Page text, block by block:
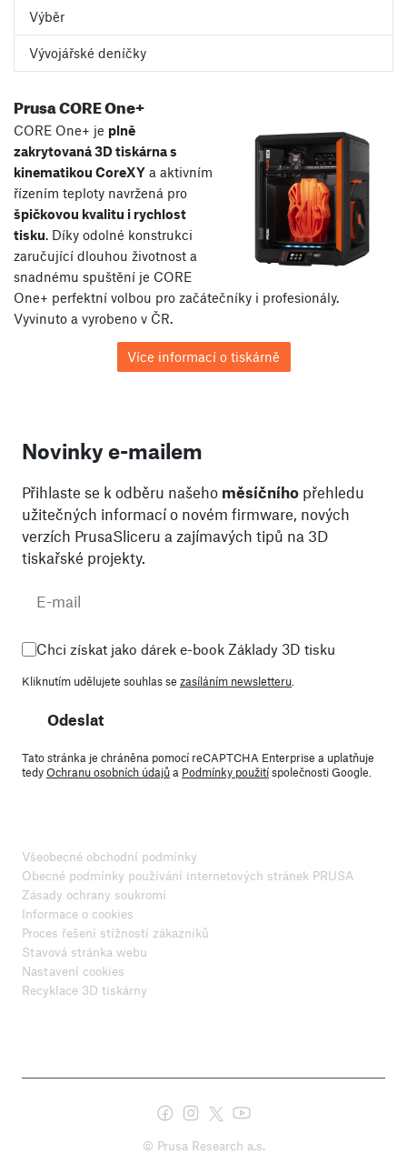
Výběr
Vývojářské deníčky
Prusa CORE One+
CORE One+ je plně
zakrytovaná 3D tiskárna s
kinematikou CoreXY a aktivním
řízením teploty navržená pro
špičkovou kvalitu i rychlost
tisku. Díky odolné konstrukci
zaručující dlouhou životnost a
snadnému spuštění je CORE
One+ perfektní volbou pro začátečníky i profesionály.
Vyvinuto a vyrobeno v ČR.
Více informací o tiskárně
Novinky e-mailem
Přihlaste se k odběru našeho měsíčního přehledu
užitečných informací o novém firmware, nových
verzích PrusaSliceru a zajímavých tipů na 3D
tiskařské projekty.
Chci získat jako dárek e-book Základy 3D tisku
Kliknutím udělujete souhlas se zasíláním newsletteru
Odeslat
Tato stránka je chráněna pomocí reCAPTCHA Enterprise a uplatňuje
tedyOchranu osobních údajůa Podmínky použitíspolečnosti Google.
Všeobecné obchodní podmínky
Obecné podmínky používání internetových stránek PRUSA
Zásady ochrany soukromí
Informace o cookies
Proces řešení stížností zákazníků
Stavová stránka webu
Nastavení cookies
Recyklace 3D tiskárny
© Prusa Research a.s.